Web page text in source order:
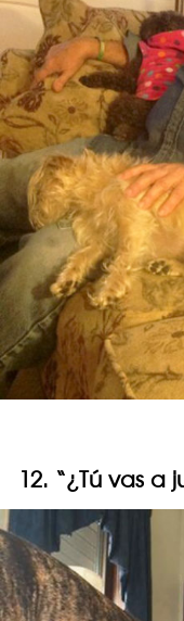
12. “¿Tú vas a